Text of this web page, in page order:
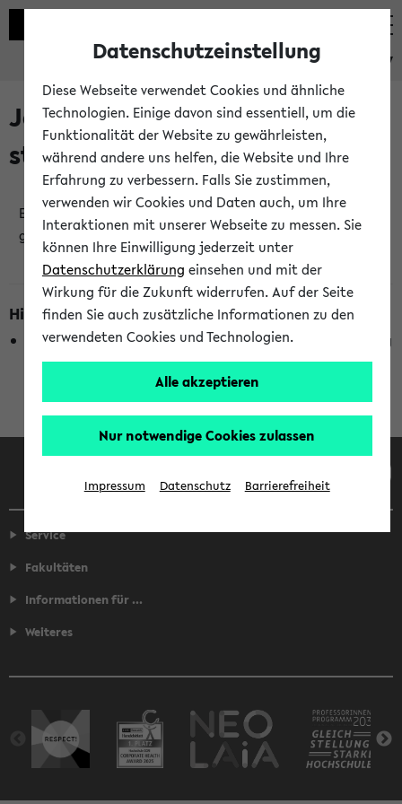
eKVV
Jetzt und in Kürze
stattfindende Veranstaltungen
Es wurden keine jetzt stattfindenden Veranstaltungen
gefunden!
Hinweise zur Liste
Die Anzeige ist semesterübergreifend und nicht abhängig
vom im eKVV gewählten Semester.
Facebook Instagram LinkedIn TikTok
Service
Fakultäten
Informationen für ...
Weiteres
Datenschutzeinstellung
Diese Webseite verwendet Cookies und ähnliche
Technologien. Einige davon sind essentiell, um die
Funktionalität der Website zu gewährleisten,
während andere uns helfen, die Website und Ihre
Erfahrung zu verbessern. Falls Sie zustimmen,
verwenden wir Cookies und Daten auch, um Ihre
Interaktionen mit unserer Webseite zu messen. Sie
können Ihre Einwilligung jederzeit unter
Datenschutzerklärung einsehen und mit der
Wirkung für die Zukunft widerrufen. Auf der Seite
finden Sie auch zusätzliche Informationen zu den
verwendeten Cookies und Technologien.
Alle akzeptieren
Nur notwendige Cookies zulassen
Impressum Datenschutz Barrierefreiheit